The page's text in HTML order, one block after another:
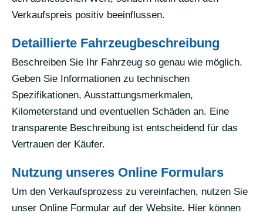
Verkaufspreis positiv beeinflussen.
Detaillierte Fahrzeugbeschreibung
Beschreiben Sie Ihr Fahrzeug so genau wie möglich.
Geben Sie Informationen zu technischen
Spezifikationen, Ausstattungsmerkmalen,
Kilometerstand und eventuellen Schäden an. Eine
transparente Beschreibung ist entscheidend für das
Vertrauen der Käufer.
Nutzung unseres Online Formulars
Um den Verkaufsprozess zu vereinfachen, nutzen Sie
unser Online Formular auf der Website. Hier können